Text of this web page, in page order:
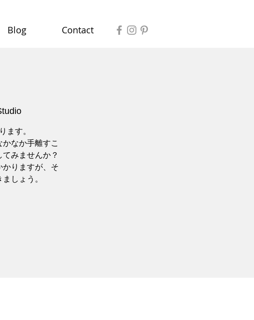
Blog Contact
ます。
なか手離すこ
みませんか？
かりますが、そ
しょう。